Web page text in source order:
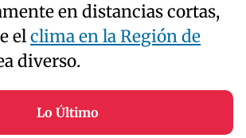
en distancias cortas,
elclima en la Región de
diverso.
Lo Último